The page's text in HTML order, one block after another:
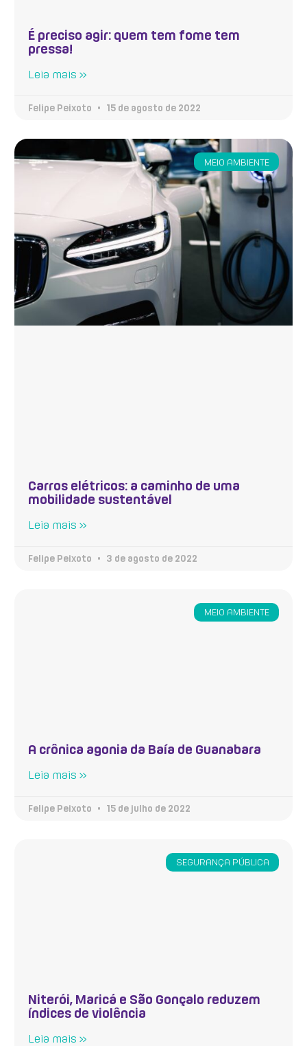
É preciso agir: quem tem fome tem
pressa!
Leia mais »
Felipe Peixoto 15 de agosto de 2022
MEIO AMBIENTE
Carros elétricos: a caminho de uma
mobilidade sustentável
Leia mais »
Felipe Peixoto 3 de agosto de 2022
MEIO AMBIENTE
A crônica agonia da Baía de Guanabara
Leia mais »
Felipe Peixoto 15 de julho de 2022
SEGURANÇA PÚBLICA
Niterói, Maricá e São Gonçalo reduzem
índices de violência
Leia mais »